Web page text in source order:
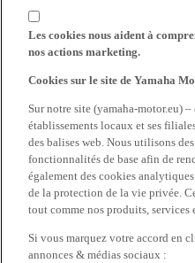
Les cookies nous aident à
nos actions marketing.
Cookies sur le site de Yamaha
Sur notre site (yamaha-motor.eu)
établissements locaux et ses
des balises web. Nous utilisons
fonctionnalités de base afin de
également des cookies
de la protection de la vie privée.
tout comme nos produits, services
Si vous marquez votre accord en
annonces & médias sociaux :